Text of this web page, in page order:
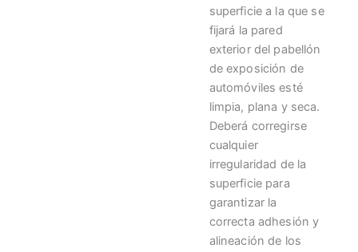
superficie a la que se
fijará la pared
exterior del pabellón
de exposición de
automóviles esté
limpia, plana y seca.
Deberá corregirse
cualquier
irregularidad de la
superficie para
garantizar la
correcta adhesión y
alineación de los